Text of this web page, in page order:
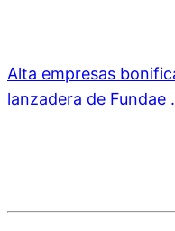
Alta empresas
lanzadera de Fundae